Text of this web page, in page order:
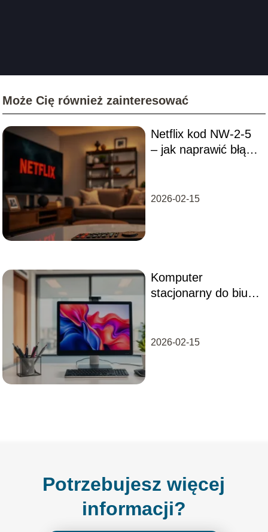
Może Cię również zainteresować
Netflix kod NW-2-5
– jak naprawić błąd i
2026-02-15
Komputer
stacjonarny do biura
2026-02-15
Potrzebujesz więcej
informacji?